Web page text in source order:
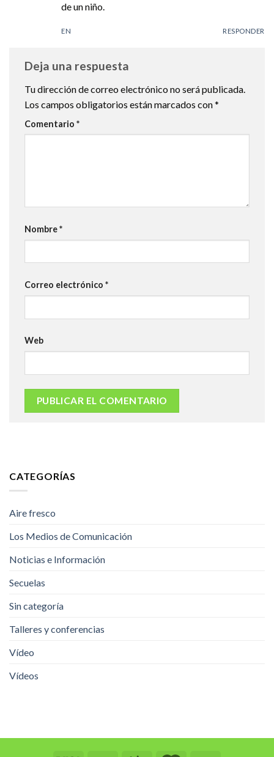
de un niño.
EN RESPONDER
Deja una respuesta
Tu dirección de correo electrónico no será publicada.
Los campos obligatorios están marcados con*
Comentario *
Nombre*
Correo electrónico *
Web
CATEGORÍAS
Aire fresco
Los Medios de Comunicación
Noticias e Información
Secuelas
Sin categoría
Talleres y conferencias
Vídeo
Vídeos